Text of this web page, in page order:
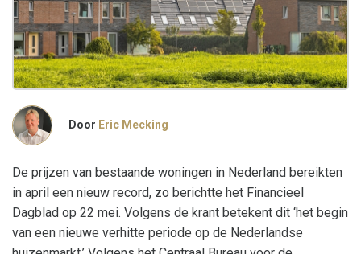
Door Eric Mecking
De prijzen van bestaande woningen in Nederland bereikten
in april een nieuw record, zo berichtte het Financieel
Dagblad op 22 mei. Volgens de krant betekent dit ‘het begin
van een nieuwe verhitte periode op de Nederlandse